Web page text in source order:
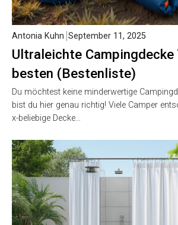
Ultraleichte Campingdecke
besten (Bestenliste)
Antonia Kuhn September 11, 2025
Du möchtest keine minderwertige
bist du hier genau richtig! Viele Camper
x-beliebige Decke…